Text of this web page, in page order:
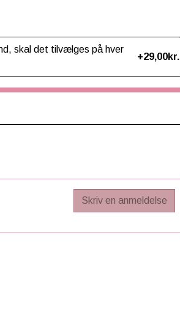
skal det tilvælges på hver
+29,00kr.
Skriv en anmeldelse